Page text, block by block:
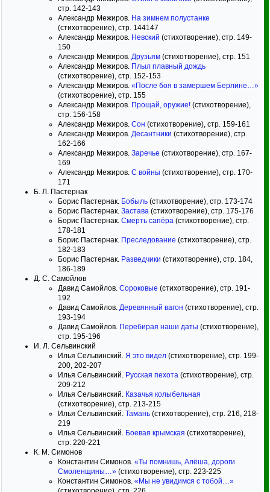
стр. 142-143
Александр Межиров. На зимнем полустанке
(стихотворение), стр. 144147
Александр Межиров. Невский (стихотворение), стр. 149-
150
Александр Межиров. Друзьям (стихотворение), стр. 151
Александр Межиров. Плыл плавный дождь
(стихотворение), стр. 152-153
Александр Межиров. «После боя в замершем Берлине…»
(стихотворение), стр. 155
Александр Межиров. Прощай, оружие! (стихотворение),
стр. 156-158
Александр Межиров. Сон (стихотворение), стр. 159-161
Александр Межиров. Десантники (стихотворение), стр.
162-166
Александр Межиров. Заречье (стихотворение), стр. 167-
169
Александр Межиров. С войны (стихотворение), стр. 170-
171
Б. Л. Пастернак
Борис Пастернак. Бобыль (стихотворение), стр. 173-174
Борис Пастернак. Застава (стихотворение), стр. 175-176
Борис Пастернак. Смерть сапёра (стихотворение), стр.
178-181
Борис Пастернак. Преследование (стихотворение), стр.
182-183
Борис Пастернак. Разведчики (стихотворение), стр. 184,
186-189
Д. С. Самойлов
Давид Самойлов. Сороковые (стихотворение), стр. 191-
192
Давид Самойлов. Деревянный вагон (стихотворение), стр.
193-194
Давид Самойлов. Перебирая наши даты (стихотворение),
стр. 195-196
И. Л. Сельвинский
Илья Сельвинский. Я это видел (стихотворение), стр. 199-
200, 202-207
Илья Сельвинский. Русская пехота (стихотворение), стр.
209-212
Илья Сельвинский. Казачья колыбельная
(стихотворение), стр. 213-215
Илья Сельвинский. Тамань (стихотворение), стр. 216, 218-
219
Илья Сельвинский. Боевая крымская (стихотворение),
стр. 220-221
К. М. Симонов
Константин Симонов. «Ты помнишь, Алёша, дороги
Смоленщины…» (стихотворение), стр. 223-225
Константин Симонов. «Мы не увидимся с тобой…»